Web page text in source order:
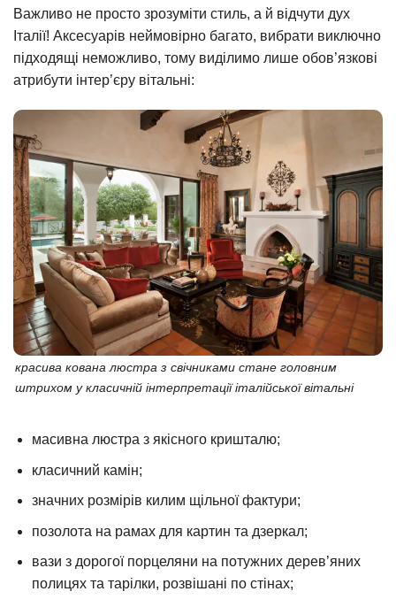
Важливо не просто зрозуміти стиль, а й відчути дух
Італії! Аксесуарів неймовірно багато, вибрати виключно
підходящі неможливо, тому виділимо лише обов’язкові
атрибути інтер’єру вітальні:
красива кована люстра з свічниками стане головним
штрихом у класичній інтерпретації італійської вітальні
масивна люстра з якісного кришталю;
класичний камін;
значних розмірів килим щільної фактури;
позолота на рамах для картин та дзеркал;
вази з дорогої порцеляни на потужних дерев’яних
полицях та тарілки, розвішані по стінах;